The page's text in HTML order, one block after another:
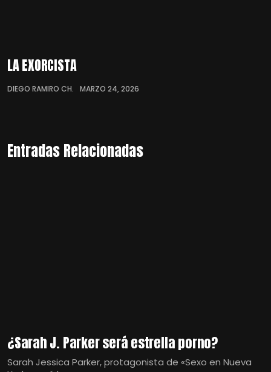
LA EXORCISTA
DIEGO RAMIRO CH. MARZO 24, 2026
Entradas Relacionadas
¿Sarah J. Parker será estrella porno?
Sarah Jessica Parker, protagonista de «Sexo en Nueva